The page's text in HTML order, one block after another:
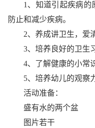
1、知道引起疾病的
防止和减少疾病。
2、养成讲卫生，爱
3、培养良好的卫生
4、了解健康的小常
5、培养幼儿的观察
活动准备：
盛有水的两个盆
图片若干